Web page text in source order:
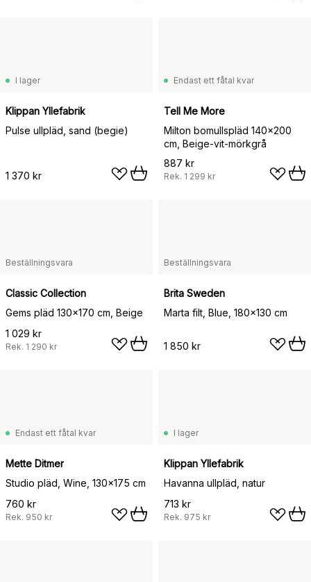
I lager
Klippan Yllefabrik
Pulse ullpläd, sand (begie)
1 370 kr
Endast ett fåtal kvar
Tell Me More
Milton bomullspläd 140x200
cm, Beige-vit-mörkgrå
887 kr
Rek. 1 299 kr
Beställningsvara
Classic Collection
Gems pläd 130x170 cm, Beige
1 029 kr
Rek. 1 290 kr
Beställningsvara
Brita Sweden
Marta filt, Blue, 180x130 cm
1 850 kr
Endast ett fåtal kvar
Mette Ditmer
Studio pläd, Wine, 130x175 cm
760 kr
Rek. 950 kr
I lager
Klippan Yllefabrik
Havanna ullpläd, natur
713 kr
Rek. 975 kr